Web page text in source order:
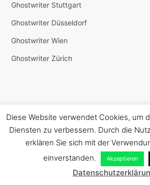
Ghostwriter Stuttgart
Ghostwriter Düsseldorf
Ghostwriter Wien
Ghostwriter Zürich
BWL
Diese Website verwendet Cookies, um
Diensten zu verbessern. Durch die
erklären Sie sich mit der
einverstanden.
Akzeptieren